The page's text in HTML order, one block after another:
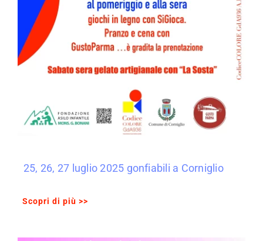
25, 26, 27 luglio 2025 gonfiabili a Corniglio
Scopri di più >>